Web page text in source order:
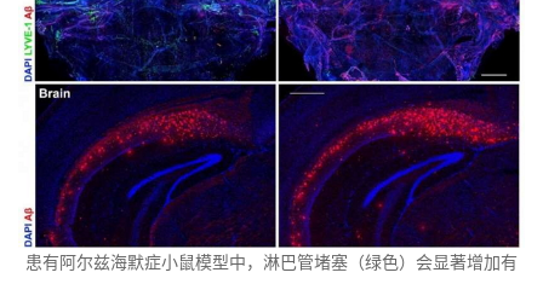
患有阿尔兹海默症小鼠模型中，淋巴管堵塞（绿色）会显著增加有